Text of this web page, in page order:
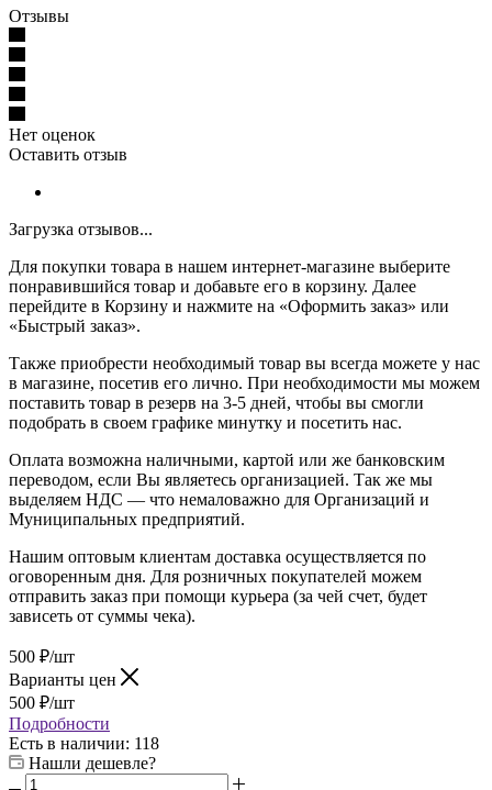
Отзывы
Нет оценок
Оставить отзыв
Загрузка отзывов...
Для покупки товара в нашем интернет-магазине выберите
понравившийся товар и добавьте его в корзину. Далее
перейдите в Корзину и нажмите на «Оформить заказ» или
«Быстрый заказ».
Также приобрести необходимый товар вы всегда можете у нас
в магазине, посетив его лично. При необходимости мы можем
поставить товар в резерв на 3-5 дней, чтобы вы смогли
подобрать в своем графике минутку и посетить нас.
Оплата возможна наличными, картой или же банковским
переводом, если Вы являетесь организацией. Так же мы
выделяем НДС — что немаловажно для Организаций и
Муниципальных предприятий.
Нашим оптовым клиентам доставка осуществляется по
оговоренным дня. Для розничных покупателей можем
отправить заказ при помощи курьера (за чей счет, будет
зависеть от суммы чека).
500 ₽/шт
Варианты цен
500 ₽/шт
Подробности
Есть в наличии: 118
Нашли дешевле?